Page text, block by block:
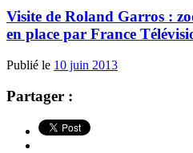
Visite de Roland Garros :
en place par France
Publié le 10 juin 2013
Partager :